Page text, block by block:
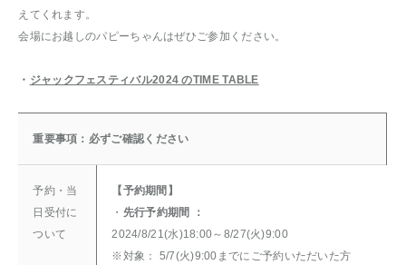
えてくれます。
会場にお越しのパピーちゃんはぜひご参加ください。
・ ジャックフェスティバル2024 のTIME TABLE
重要事項：必ずご確認ください
予約・当
日受付に
ついて
【予約期間】
・ 先行予約期間 ：
2024/8/21(水)18:00～8/27(火)9:00
※対象： 5/7(火)9:00までにご予約いただいた方